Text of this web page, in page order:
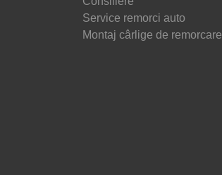
Service remorci auto
Montaj cârlige de remorcare